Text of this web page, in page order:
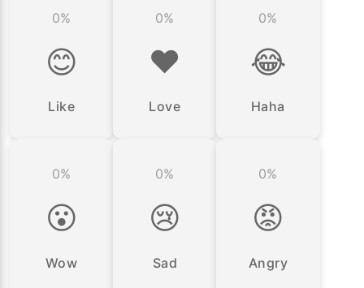
0%
😊
Like
0%
❤️
Love
0%
😂
Haha
0%
😮
Wow
0%
😢
Sad
0%
😡
Angry